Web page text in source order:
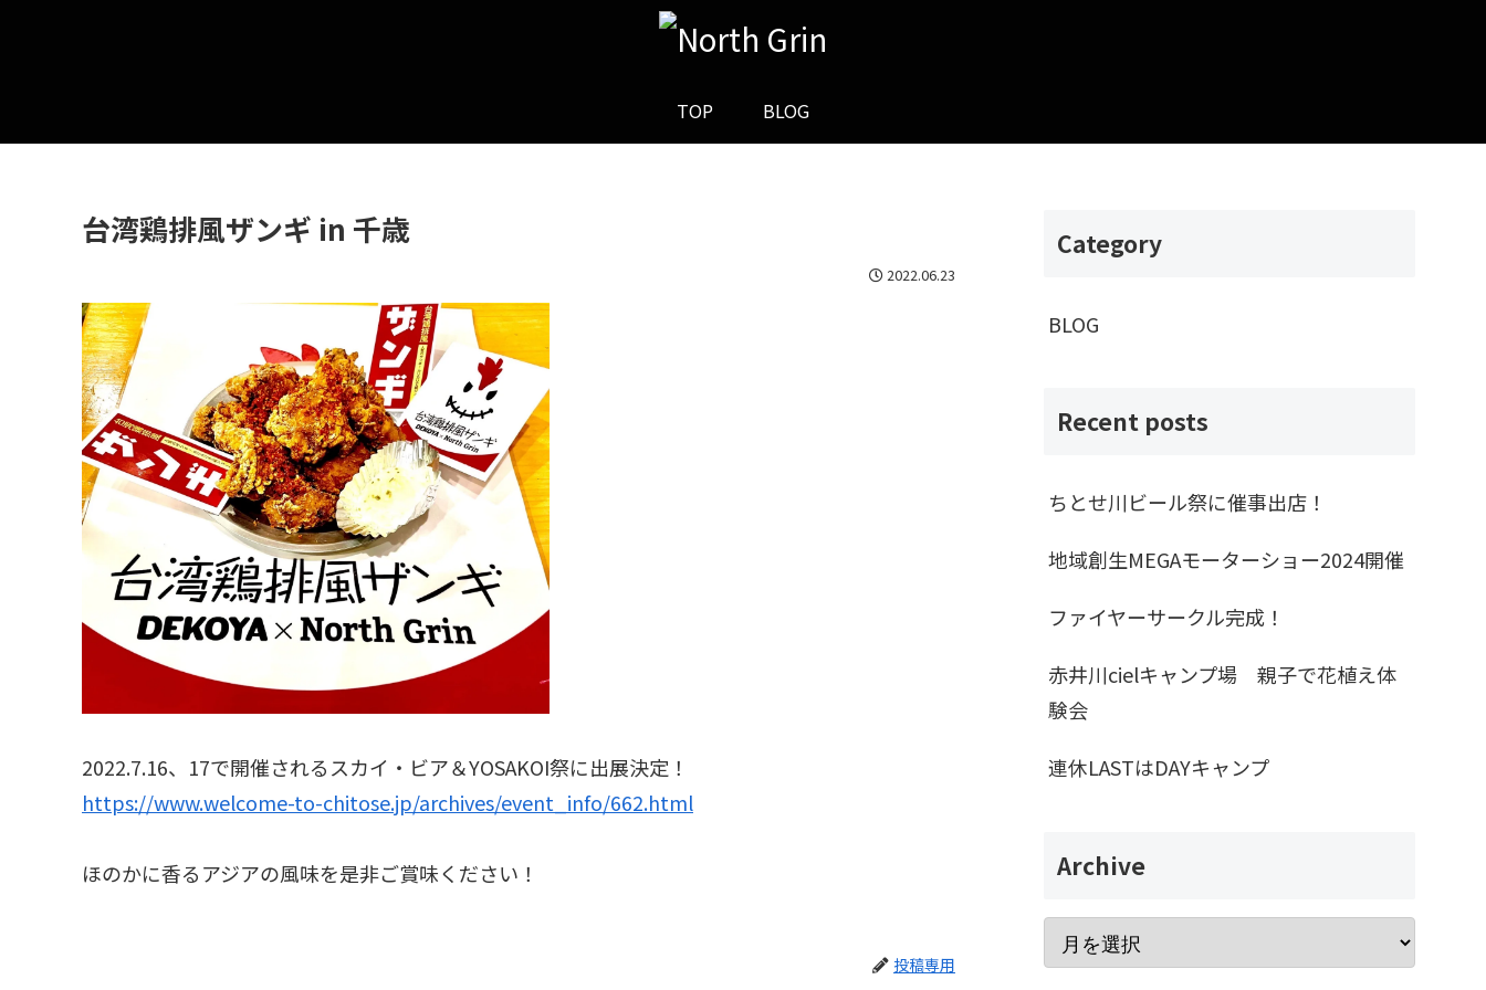
TOP BLOG
台湾鶏排風ザンギ in 千歳
2022.06.23
2022.7.16、17で開催されるスカイ・ビア＆YOSAKOI祭に出展決定！
https://www.welcome-to-chitose.jp/archives/event_info/662.html
ほのかに香るアジアの風味を是非ご賞味ください！
投稿専用
Category
BLOG
Recent posts
ちとせ川ビール祭に催事出店！
地域創生MEGAモーターショー2024開催
ファイヤーサークル完成！
赤井川cielキャンプ場 親子で花植え体
験会
連休LASTはDAYキャンプ
Archive